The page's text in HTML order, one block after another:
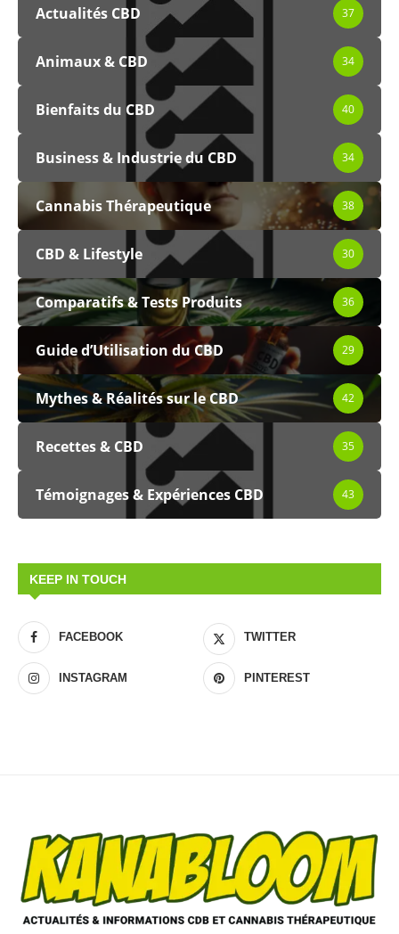
Actualités CBD 37
Animaux & CBD 34
Bienfaits du CBD 40
Business & Industrie du CBD 34
Cannabis Thérapeutique 38
CBD & Lifestyle 30
Comparatifs & Tests Produits 36
Guide d’Utilisation du CBD 29
Mythes & Réalités sur le CBD 42
Recettes & CBD 35
Témoignages & Expériences CBD 43
KEEP IN TOUCH
FACEBOOK TWITTER
INSTAGRAM PINTEREST